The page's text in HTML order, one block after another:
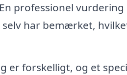
En professionel
selv har bemærket,
er forskelligt, og et